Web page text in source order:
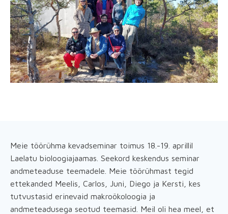
Meie töörühma kevadseminar toimus 18.-19. aprillil
Laelatu bioloogiajaamas. Seekord keskendus seminar
andmeteaduse teemadele. Meie töörühmast tegid
ettekanded Meelis, Carlos, Juni, Diego ja Kersti, kes
tutvustasid erinevaid makroökoloogia ja
andmeteadusega seotud teemasid. Meil oli hea meel, et